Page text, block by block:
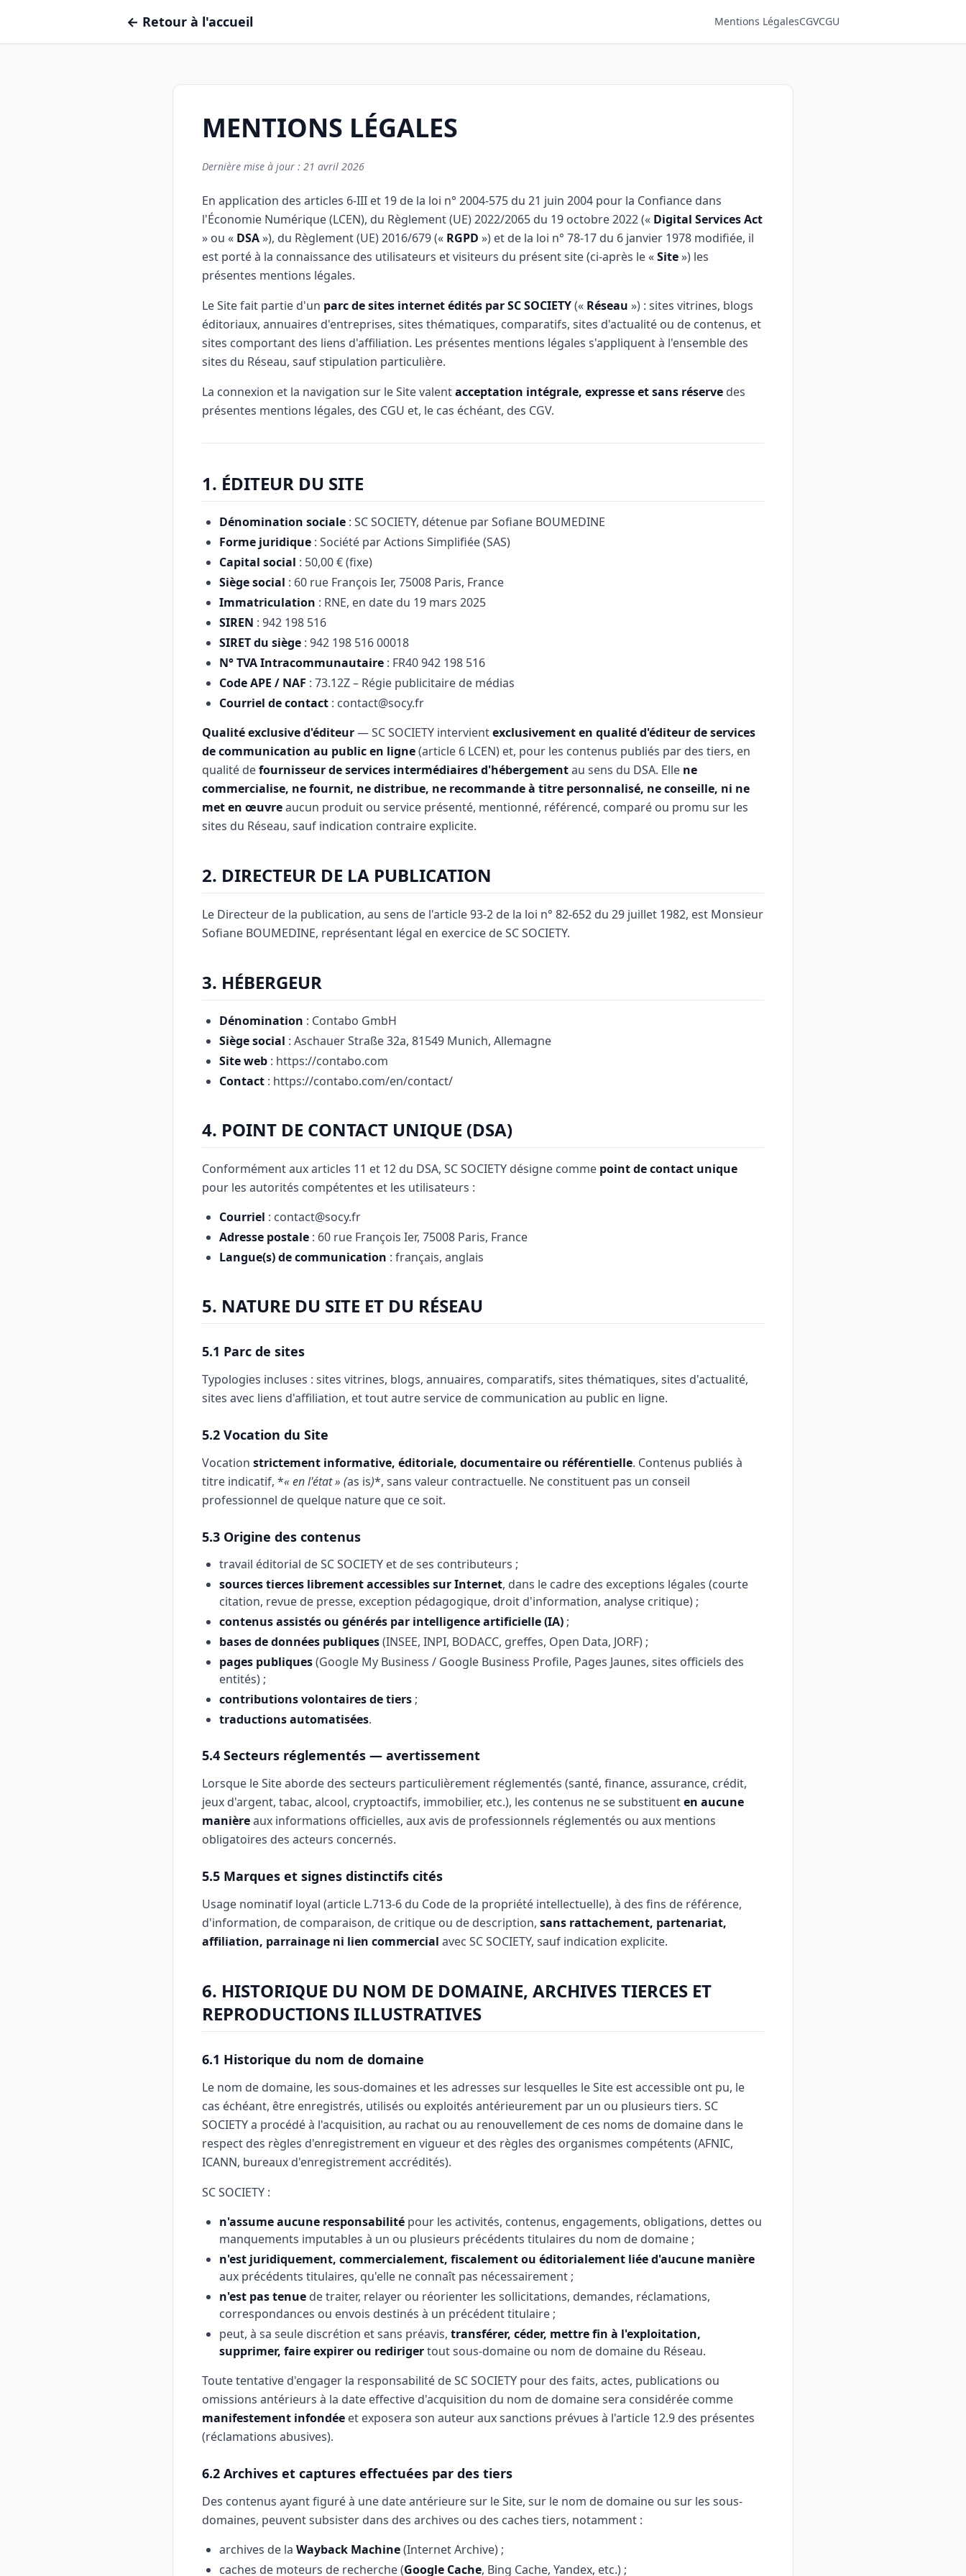
← Retour à l'accueil Mentions LégalesCGVCGU
MENTIONS LÉGALES
Dernière mise à jour : 21 avril 2026
En application des articles 6-III et 19 de la loi n° 2004-575 du 21 juin 2004 pour la Confiance dans
l'Économie Numérique (LCEN), du Règlement (UE) 2022/2065 du 19 octobre 2022 (« Digital Services Act
» ou « DSA»), du Règlement (UE) 2016/679 (« RGPD ») et de la loi n° 78-17 du 6 janvier 1978 modifiée, il
est porté à la connaissance des utilisateurs et visiteurs du présent site (ci-après le «Site») les
présentes mentions légales.
Le Site fait partie d'un parc de sites internet édités par SC SOCIETY(« Réseau ») : sites vitrines, blogs
éditoriaux, annuaires d'entreprises, sites thématiques, comparatifs, sites d'actualité ou de contenus, et
sites comportant des liens d'affiliation. Les présentes mentions légales s'appliquent à l'ensemble des
sites du Réseau, sauf stipulation particulière.
La connexion et la navigation sur le Site valentacceptation intégrale, expresse et sans réserve des
présentes mentions légales, des CGU et, le cas échéant, des CGV.
1. ÉDITEUR DU SITE
Dénomination sociale : SC SOCIETY, détenue par Sofiane BOUMEDINE
Forme juridique : Société par Actions Simplifiée (SAS)
Capital social : 50,00 € (fixe)
Siège social : 60 rue François Ier, 75008 Paris, France
Immatriculation : RNE, en date du 19 mars 2025
SIREN : 942 198 516
SIRET du siège : 942 198 516 00018
N° TVA Intracommunautaire : FR40 942 198 516
Code APE / NAF : 73.12Z – Régie publicitaire de médias
Courriel de contact : contact@socy.fr
Qualité exclusive d'éditeur— SC SOCIETY intervientexclusivement en qualité d'éditeur de services
de communication au public en ligne(article 6 LCEN) et, pour les contenus publiés par des tiers, en
qualité defournisseur de services intermédiaires d'hébergementau sens du DSA. Elle ne
commercialise, ne fournit, ne distribue, ne recommande à titre personnalisé, ne conseille, ni ne
met en œuvreaucun produit ou service présenté, mentionné, référencé, comparé ou promu sur les
sites du Réseau, sauf indication contraire explicite.
2. DIRECTEUR DE LA PUBLICATION
Le Directeur de la publication, au sens de l'article 93-2 de la loi n° 82-652 du 29 juillet 1982, est Monsieur
Sofiane BOUMEDINE, représentant légal en exercice de SC SOCIETY.
3. HÉBERGEUR
Dénomination : Contabo GmbH
Siège social : Aschauer Straße 32a, 81549 Munich, Allemagne
Site web : https://contabo.com
Contact : https://contabo.com/en/contact/
4. POINT DE CONTACT UNIQUE (DSA)
Conformément aux articles 11 et 12 du DSA, SC SOCIETY désigne comme point de contact unique
pour les autorités compétentes et les utilisateurs :
Courriel : contact@socy.fr
Adresse postale : 60 rue François Ier, 75008 Paris, France
Langue(s) de communication : français, anglais
5. NATURE DU SITE ET DU RÉSEAU
5.1 Parc de sites
Typologies incluses : sites vitrines, blogs, annuaires, comparatifs, sites thématiques, sites d'actualité,
sites avec liens d'affiliation, et tout autre service de communication au public en ligne.
5.2 Vocation du Site
Vocation strictement informative, éditoriale, documentaire ou référentielle. Contenus publiés à
titre indicatif, *« en l'état » (as is)*, sans valeur contractuelle. Ne constituent pas un conseil
professionnel de quelque nature que ce soit.
5.3 Origine des contenus
travail éditorial de SC SOCIETY et de ses contributeurs ;
sources tierces librement accessibles sur Internet, dans le cadre des exceptions légales (courte
citation, revue de presse, exception pédagogique, droit d'information, analyse critique) ;
contenus assistés ou générés par intelligence artificielle (IA) ;
bases de données publiques(INSEE, INPI, BODACC, greffes, Open Data, JORF) ;
pages publiques(Google My Business / Google Business Profile, Pages Jaunes, sites officiels des
entités) ;
contributions volontaires de tiers ;
traductions automatisées.
5.4 Secteurs réglementés — avertissement
Lorsque le Site aborde des secteurs particulièrement réglementés (santé, finance, assurance, crédit,
jeux d'argent, tabac, alcool, cryptoactifs, immobilier, etc.), les contenus ne se substituenten aucune
manièreaux informations officielles, aux avis de professionnels réglementés ou aux mentions
obligatoires des acteurs concernés.
5.5 Marques et signes distinctifs cités
Usage nominatif loyal (article L.713-6 du Code de la propriété intellectuelle), à des fins de référence,
d'information, de comparaison, de critique ou de description, sans rattachement, partenariat,
affiliation, parrainage ni lien commercial avec SC SOCIETY, sauf indication explicite.
6. HISTORIQUE DU NOM DE DOMAINE, ARCHIVES TIERCES ET
REPRODUCTIONS ILLUSTRATIVES
6.1 Historique du nom de domaine
Le nom de domaine, les sous-domaines et les adresses sur lesquelles le Site est accessible ont pu, le
cas échéant, être enregistrés, utilisés ou exploités antérieurement par un ou plusieurs tiers. SC
SOCIETY a procédé à l'acquisition, au rachat ou au renouvellement de ces noms de domaine dans le
respect des règles d'enregistrement en vigueur et des règles des organismes compétents (AFNIC,
ICANN, bureaux d'enregistrement accrédités).
SC SOCIETY :
n'assume aucune responsabilité pour les activités, contenus, engagements, obligations, dettes ou
manquements imputables à un ou plusieurs précédents titulaires du nom de domaine ;
n'est juridiquement, commercialement, fiscalement ou éditorialement liée d'aucune manière
aux précédents titulaires, qu'elle ne connaît pas nécessairement ;
n'est pas tenue de traiter, relayer ou réorienter les sollicitations, demandes, réclamations,
correspondances ou envois destinés à un précédent titulaire ;
peut, à sa seule discrétion et sans préavis, transférer, céder, mettre fin à l'exploitation,
supprimer, faire expirer ou redirigertout sous-domaine ou nom de domaine du Réseau.
Toute tentative d'engager la responsabilité de SC SOCIETY pour des faits, actes, publications ou
omissions antérieurs à la date effective d'acquisition du nom de domaine sera considérée comme
manifestement infondée et exposera son auteur aux sanctions prévues à l'article 12.9 des présentes
(réclamations abusives).
6.2 Archives et captures effectuées par des tiers
Des contenus ayant figuré à une date antérieure sur le Site, sur le nom de domaine ou sur les sous-
domaines, peuvent subsister dans des archives ou des caches tiers, notamment :
archives de la Wayback Machine(Internet Archive) ;
caches de moteurs de recherche (Google Cache, Bing Cache, Yandex, etc.) ;